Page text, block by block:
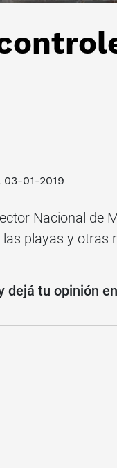
01-2019
Nacional de
playas y otras
dejá tu opinión